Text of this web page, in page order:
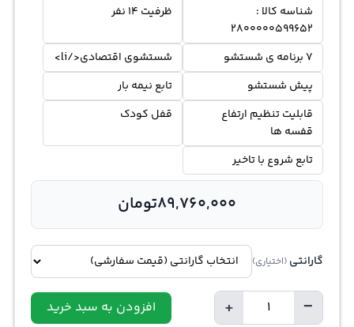
شناسه کالا :
2800000599652
ظرفیت 14 نفر
7 برنامه ی شستشو
شستشوی اقتصادی</li>
پیش شستشو
تابع نیمه بار
قابلیت تنظیم ارتفاع
قفسه ها
قفل کودک
تابع شروع با تاخیر
89,760,000تومان
گارانتی (اختیاری)
−
تعداد + افزودن به سبد خرید